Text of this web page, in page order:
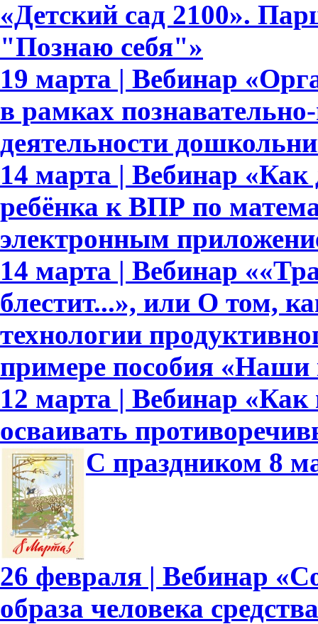
«Детский сад 2100».
"Познаю себя"»
19 марта | Вебинар
в рамках
деятельности
14 марта | Вебинар «Как
ребёнка к ВПР по
электронным
14 марта | Вебинар
блестит...», или О том,
технологии
примере пособия
12 марта | Вебинар «Как
осваивать
С праздником 8
26 февраля | Вебинар
образа человека